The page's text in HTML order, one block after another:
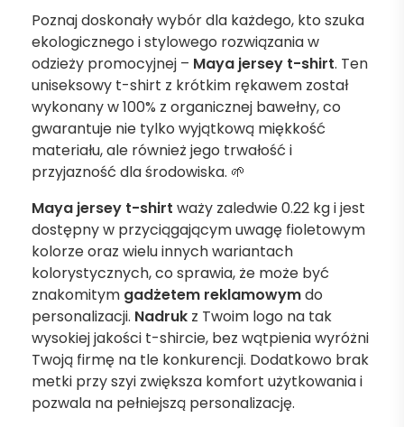
Poznaj doskonały wybór dla każdego, kto szuka
ekologicznego i stylowego rozwiązania w
odzieży promocyjnej – Maya jersey t-shirt. Ten
uniseksowy t-shirt z krótkim rękawem został
wykonany w 100% z organicznej bawełny, co
gwarantuje nie tylko wyjątkową miękkość
materiału, ale również jego trwałość i
przyjazność dla środowiska. 🌱
Maya jersey t-shirt waży zaledwie 0.22 kg i jest
dostępny w przyciągającym uwagę fioletowym
kolorze oraz wielu innych wariantach
kolorystycznych, co sprawia, że może być
znakomitym gadżetem reklamowymdo
personalizacji. Nadruk z Twoim logo na tak
wysokiej jakości t-shircie, bez wątpienia wyróżni
Twoją firmę na tle konkurencji. Dodatkowo brak
metki przy szyi zwiększa komfort użytkowania i
pozwala na pełniejszą personalizację.